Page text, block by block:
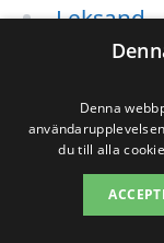
Leksand
Falun
Gagnef
Denna
du till alla